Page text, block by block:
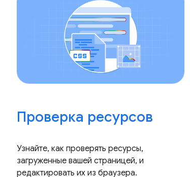
Проверка ресурсов
Узнайте, как проверять ресурсы,
загруженные вашей страницей, и
редактировать их из браузера.